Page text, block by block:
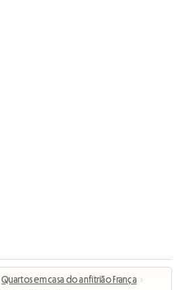
Quartos em casa do anfitrião França ›